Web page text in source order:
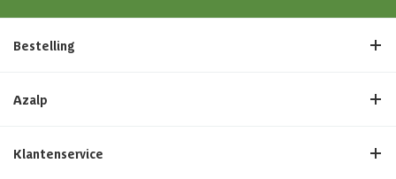
Bestelling
Azalp
Klantenservice